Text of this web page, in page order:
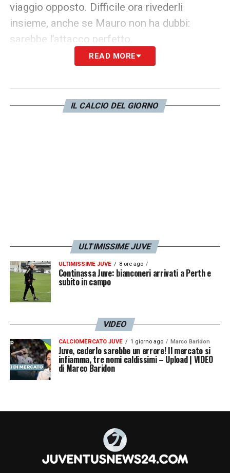
viaggio opposto. Difficile ora rivederli
insieme, anche se Mauro non ha dubbi:
sarebbe l’attacco perfetto.
READ MORE
IL CALCIO DEL GIORNO
ULTIMISSIME JUVE
ULTIMISSIME JUVE 8 ore ago
Continassa Juve: bianconeri arrivati a Perth e
subito in campo
VIDEO
CALCIOMERCATO JUVE 1 giorno ago Marco Baridon
Juve, cederlo sarebbe un errore! Il mercato si
infiamma, tre nomi caldissimi – Upload | VIDEO
di Marco Baridon